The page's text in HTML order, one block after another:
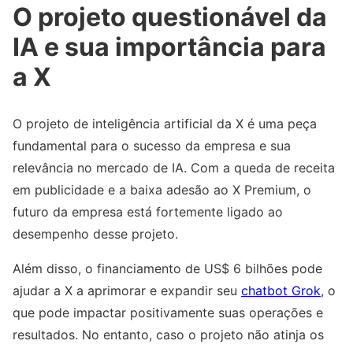
O projeto questionável da
IA e sua importância para
a X
O projeto de inteligência artificial da X é uma peça
fundamental para o sucesso da empresa e sua
relevância no mercado de IA. Com a queda de receita
em publicidade e a baixa adesão ao X Premium, o
futuro da empresa está fortemente ligado ao
desempenho desse projeto.
Além disso, o financiamento de US$ 6 bilhões pode
ajudar a X a aprimorar e expandir seu chatbot Grok, o
que pode impactar positivamente suas operações e
resultados. No entanto, caso o projeto não atinja os